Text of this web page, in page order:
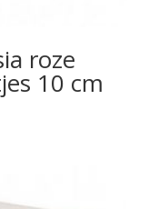
roze
10 cm